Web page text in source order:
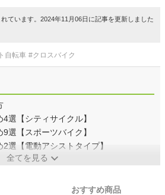
ています。2024年11月06日に記事を更新しました
自転車 #クロスバイク
選【シティサイクル】
選【スポーツバイク】
選【電動アシストタイプ】
全てを見る
おすすめ商品